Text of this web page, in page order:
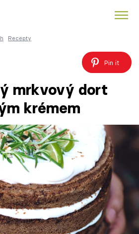
Recepty
Pin it
mrkvový dort
krémem